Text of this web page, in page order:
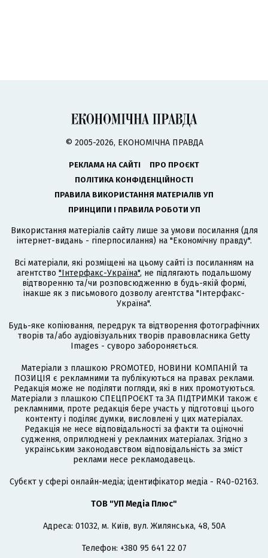
© 2005-2026, ЕКОНОМІЧНА ПРАВДА
РЕКЛАМА НА САЙТІ
ПРО ПРОЄКТ
ПОЛІТИКА КОНФІДЕНЦІЙНОСТІ
ПРАВИЛА ВИКОРИСТАННЯ МАТЕРІАЛІВ УП
ПРИНЦИПИ І ПРАВИЛА РОБОТИ УП
Використання матеріалів сайту лише за умови посилання (для
інтернет-видань - гіперпосилання) на "Економічну правду".
Всі матеріали, які розміщені на цьому сайті із посиланням на
агентство "Інтерфакс-Україна", не підлягають подальшому
відтворенню та/чи розповсюдженню в будь-якій формі,
інакше як з письмового дозволу агентства "Інтерфакс-
Україна".
Будь-яке копіювання, передрук та відтворення фотографічних
творів та/або аудіовізуальних творів правовласника Getty
Images - суворо забороняється.
Матеріали з плашкою PROMOTED, НОВИНИ КОМПАНІЙ та
ПОЗИЦІЯ є рекламними та публікуються на правах реклами.
Редакція може не поділяти погляди, які в них промотуються.
Матеріали з плашкою СПЕЦПРОЄКТ та ЗА ПІДТРИМКИ також є
рекламними, проте редакція бере участь у підготовці цього
контенту і поділяє думки, висловлені у цих матеріалах.
Редакція не несе відповідальності за факти та оціночні
судження, оприлюднені у рекламних матеріалах. Згідно з
українським законодавством відповідальність за зміст
реклами несе рекламодавець.
Cубєкт у сфері онлайн-медіа; ідентифікатор медіа - R40-02163.
ТОВ "УП Медіа Плюс"
Адреса: 01032, м. Київ, вул. Жилянська, 48, 50А
Телефон: +380 95 641 22 07